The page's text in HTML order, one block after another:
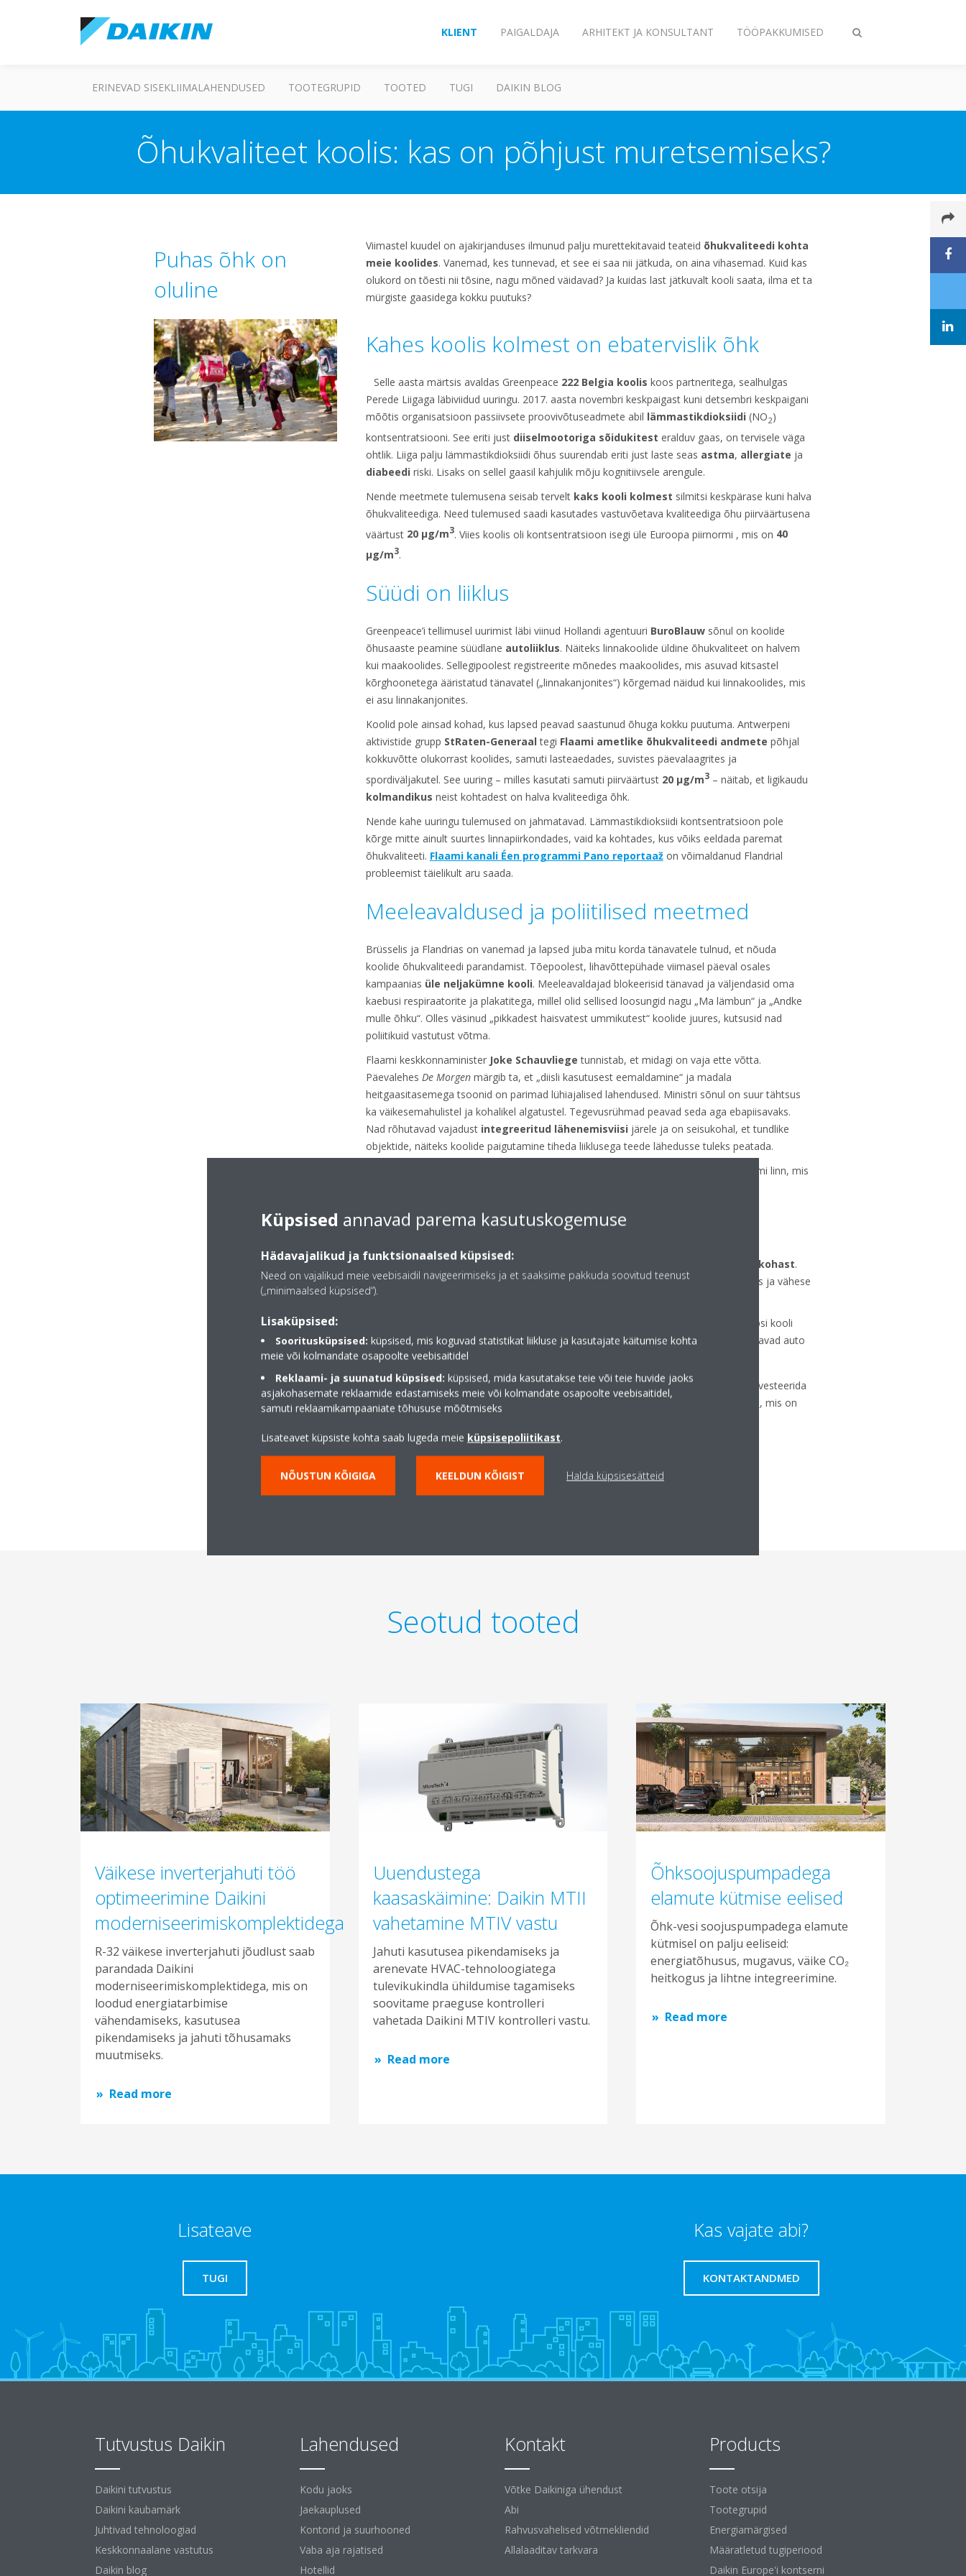
Toggle
KLIENT PAIGALDAJA ARHITEKT JA KONSULTANT TÖÖPAKKUMISED
ERINEVAD SISEKLIIMALAHENDUSED TOOTEGRUPID TOOTED TUGI DAIKIN BLOG
Õhukvaliteet koolis: kas on põhjust muretsemiseks?
Puhas õhk on
oluline
Viimastel kuudel on ajakirjanduses ilmunud palju murettekitavaid teateid õhukvaliteedi kohta
meie koolides. Vanemad, kes tunnevad, et see ei saa nii jätkuda, on aina vihasemad. Kuid kas
olukord on tõesti nii tõsine, nagu mõned väidavad? Ja kuidas last jätkuvalt kooli saata, ilma et ta
mürgiste gaasidega kokku puutuks?
Kahes koolis kolmest on ebatervislik õhk
Selle aasta märtsis avaldas Greenpeace 222 Belgia koolis koos partneritega, sealhulgas
Perede Liigaga läbiviidud uuringu. 2017. aasta novembri keskpaigast kuni detsembri keskpaigani
mõõtis organisatsioon passiivsete proovivõtuseadmete abil lämmastikdioksiidi (NO2)
kontsentratsiooni. See eriti just diiselmootoriga sõidukitest eralduv gaas, on tervisele väga
ohtlik. Liiga palju lämmastikdioksiidi õhus suurendab eriti just laste seas astma, allergiate ja
diabeedi riski. Lisaks on sellel gaasil kahjulik mõju kognitiivsele arengule.
Nende meetmete tulemusena seisab tervelt kaks kooli kolmest silmitsi keskpärase kuni halva
õhukvaliteediga. Need tulemused saadi kasutades vastuvõetava kvaliteediga õhu piirväärtusena
väärtust 20 μg/m3. Viies koolis oli kontsentratsioon isegi üle Euroopa piirnormi , mis on 40
μg/m3.
Süüdi on liiklus
Greenpeace’i tellimusel uurimist läbi viinud Hollandi agentuuri BuroBlauwsõnul on koolide
õhusaaste peamine süüdlane autoliiklus. Näiteks linnakoolide üldine õhukvaliteet on halvem
kui maakoolides. Sellegipoolest registreerite mõnedes maakoolides, mis asuvad kitsastel
kõrghoonetega ääristatud tänavatel („linnakanjonites“) kõrgemad näidud kui linnakoolides, mis
ei asu linnakanjonites.
Koolid pole ainsad kohad, kus lapsed peavad saastunud õhuga kokku puutuma. Antwerpeni
aktivistide grupp StRaten-Generaal tegi Flaami ametlike õhukvaliteedi andmete põhjal
kokkuvõtte olukorrast koolides, samuti lasteaedades, suvistes päevalaagrites ja
spordiväljakutel. See uuring – milles kasutati samuti piirväärtust 20 μg/m3– näitab, et ligikaudu
kolmandikus neist kohtadest on halva kvaliteediga õhk.
Nende kahe uuringu tulemused on jahmatavad. Lämmastikdioksiidi kontsentratsioon pole
kõrge mitte ainult suurtes linnapiirkondades, vaid ka kohtades, kus võiks eeldada paremat
õhukvaliteeti. Flaami kanali Éen programmi Pano reportaažon võimaldanud Flandrial
probleemist täielikult aru saada.
Meeleavaldused ja poliitilised meetmed
Brüsselis ja Flandrias on vanemad ja lapsed juba mitu korda tänavatele tulnud, et nõuda
koolide õhukvaliteedi parandamist. Tõepoolest, lihavõttepühade viimasel päeval osales
kampaanias üle neljakümne kooli. Meeleavaldajad blokeerisid tänavad ja väljendasid oma
kaebusi respiraatorite ja plakatitega, millel olid sellised loosungid nagu „Ma lämbun“ ja „Andke
mulle õhku“. Olles väsinud „pikkadest haisvatest ummikutest“ koolide juures, kutsusid nad
poliitikuid vastutust võtma.
Flaami keskkonnaminister Joke Schauvliege tunnistab, et midagi on vaja ette võtta.
Päevalehes De Morgenmärgib ta, et „diisli kasutusest eemaldamine“ ja madala
heitgaasitasemega tsoonid on parimad lühiajalised lahendused. Ministri sõnul on suur tähtsus
ka väikesemahulistel ja kohalikel algatustel. Tegevusrühmad peavad seda aga ebapiisavaks.
Nad rõhutavad vajadust integreeritud lähenemisviisi järele ja on seisukohal, et tundlike
objektide, näiteks koolide paigutamine tiheda liiklusega teede lähedusse tuleks peatada.
esimene Flaami linn, mis
Õhukvaliteet koolis: Mida ma teha saan?
On ütlematagi selge, et õhk, mida teie lapsed hingavad, sõltub teie valitud kooli asukohast.
Valikuvõimalused on aga kahjuks sageli piiratud pikkade ootejärjekordade tõttu linnas ja vähese
koolide arvu tõttu külades.
Mida peaksin tegema? Esiteks vältige probleemi süvenemist, näiteks püüdke oma lapsi kooli
mitte viia . Mõõtmised näitavad, et päevadel, mil tunde ei toimu (ja kui vanemad jätavad auto
garaaži), sisaldab õhk vähem NO
Kuid ka koolid jagavad vastutust. Selle kohustuse paremaks täitmiseks võiksid nad investeerida
ventilatsioonisüsteemidesse
ja/või säästvatesse õhk-õhk soojuspumpadesse , mis on
Seotud tooted
Väikese inverterjahuti töö
optimeerimine Daikini
moderniseerimiskomplektidega
R-32 väikese inverterjahuti jõudlust saab
parandada Daikini
moderniseerimiskomplektidega, mis on
loodud energiatarbimise
vähendamiseks, kasutusea
pikendamiseks ja jahuti tõhusamaks
muutmiseks.
Read more
Uuendustega
kaasaskäimine: Daikin MTII
vahetamine MTIV vastu
Jahuti kasutusea pikendamiseks ja
arenevate HVAC-tehnoloogiatega
tulevikukindla ühildumise tagamiseks
soovitame praeguse kontrolleri
vahetada Daikini MTIV kontrolleri vastu.
Read more
Õhksoojuspumpadega
elamute kütmise eelised
Õhk-vesi soojuspumpadega elamute
kütmisel on palju eeliseid:
energiatõhusus, mugavus, väike CO₂
heitkogus ja lihtne integreerimine.
Read more
Lisateave
TUGI
Kas vajate abi?
KONTAKTANDMED
Tutvustus Daikin
Daikini tutvustus
Daikini kaubamärk
Juhtivad tehnoloogiad
Keskkonnaalane vastutus
Daikin blog
Lahendused
Kodu jaoks
Jaekauplused
Kontorid ja suurhooned
Vaba aja rajatised
Hotellid
Kontakt
Võtke Daikiniga ühendust
Abi
Rahvusvahelised võtmekliendid
Allalaaditav tarkvara
Products
Toote otsija
Tootegrupid
Energiamärgised
Määratletud tugiperiood
Daikin Europe'i kontserni
Küpsised annavad parema kasutuskogemuse
Hädavajalikud ja funktsionaalsed küpsised:
Need on vajalikud meie veebisaidil navigeerimiseks ja et saaksime pakkuda soovitud teenust
(„minimaalsed küpsised“).
Lisaküpsised:
Sooritusküpsised: küpsised, mis koguvad statistikat liikluse ja kasutajate käitumise kohta
meie või kolmandate osapoolte veebisaitidel
Reklaami- ja suunatud küpsised: küpsised, mida kasutatakse teie või teie huvide jaoks
asjakohasemate reklaamide edastamiseks meie või kolmandate osapoolte veebisaitidel,
samuti reklaamikampaaniate tõhususe mõõtmiseks
Lisateavet küpsiste kohta saab lugeda meie küpsisepoliitikast.
NÕUSTUN KÕIGIGA KEELDUN KÕIGIST Halda küpsisesätteid